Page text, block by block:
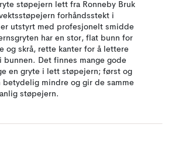
støpejern lett fra Ronneby Bruk
forhåndsstekt i
utstyrt med profesjonelt smidde
har en stor, flat bunn for
og skrå, rette kanter for å lettere
bunnen. Det finnes mange gode
en gryte i lett støpejern; først og
betydelig mindre og gir de samme
støpejern.